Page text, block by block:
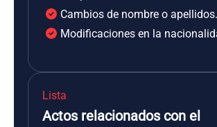
Cambios de nombre o apellidos.
Modificaciones en la
Lista
Actos relacionados con el